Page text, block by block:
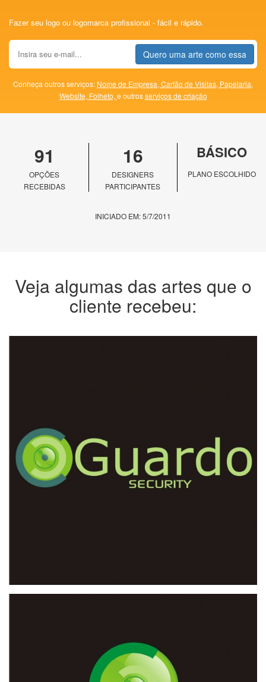
Fazer seu logo ou logomarca profissional - fácil e rápido.
Quero uma arte como essa
Conheça outros serviços: Nome de Empresa, Cartão de Visitas, Papelaria,
Website, Folheto, e outrosserviços de criação
91
OPÇÕES
RECEBIDAS
16
DESIGNERS
PARTICIPANTES
BÁSICO
PLANO ESCOLHIDO
INICIADO EM: 5/7/2011
Veja algumas das artes que o
cliente recebeu: